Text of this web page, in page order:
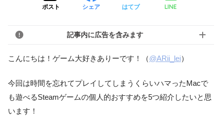
ポスト シェア はてブ LINE
記事内に広告を含みます
こんにちは！ゲーム大好きありーです！ （@ARii_lei）
今回は時間を忘れてプレイしてしまうくらいハマったMacで
も遊べるSteamゲームの個人的おすすめを5つ紹介したいと思
います！